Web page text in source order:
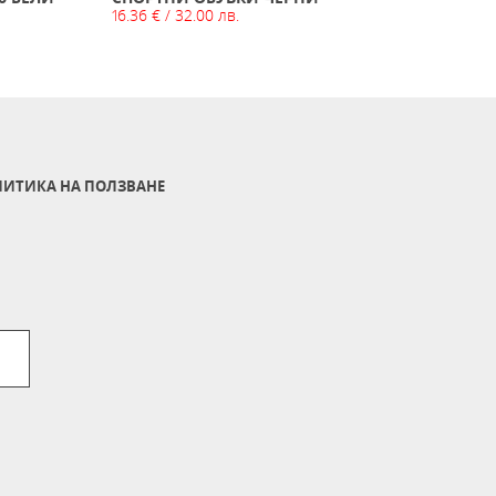
16.36 € / 32.00 лв.
НА ПОЛЗВАНЕ